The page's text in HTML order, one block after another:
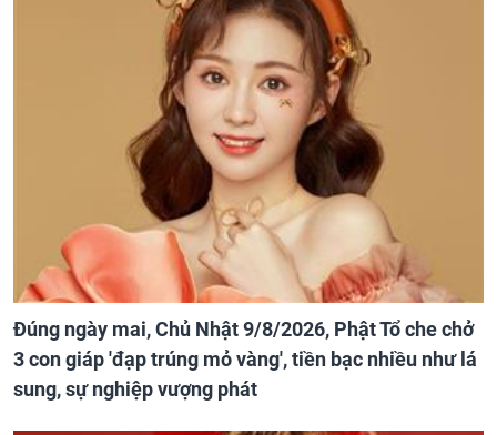
Đúng ngày mai, Chủ Nhật 9/8/2026, Phật Tổ che chở
3 con giáp 'đạp trúng mỏ vàng', tiền bạc nhiều như lá
sung, sự nghiệp vượng phát